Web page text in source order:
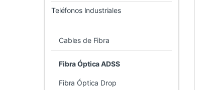
Teléfonos Industriales
Cables de Fibra
Fibra Óptica ADSS
Fibra Óptica Drop